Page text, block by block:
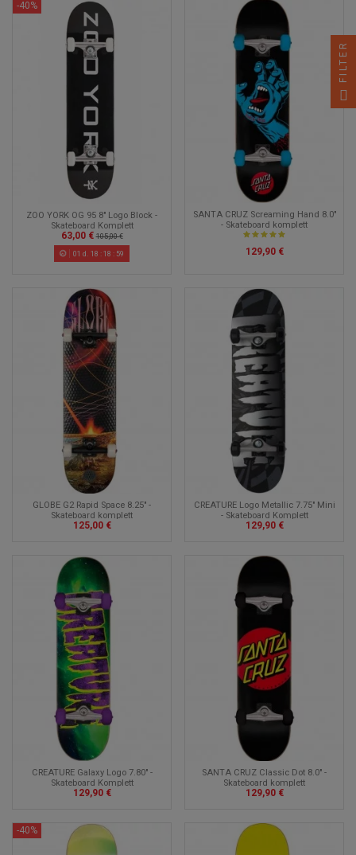
-40%
ZOO YORK OG 95 8" Logo Block -
Skateboard Komplett
63,00 € 105,00 €
01 d. 18 :18 : 58
SANTA CRUZ Screaming Hand 8.0"
- Skateboard komplett
129,90 €
GLOBE G2 Rapid Space 8.25" -
Skateboard komplett
125,00 €
CREATURE Logo Metallic 7.75" Mini
- Skateboard Komplett
129,90 €
CREATURE Galaxy Logo 7.80" -
Skateboard Komplett
129,90 €
SANTA CRUZ Classic Dot 8.0" -
Skateboard komplett
129,90 €
-40%
FILTER